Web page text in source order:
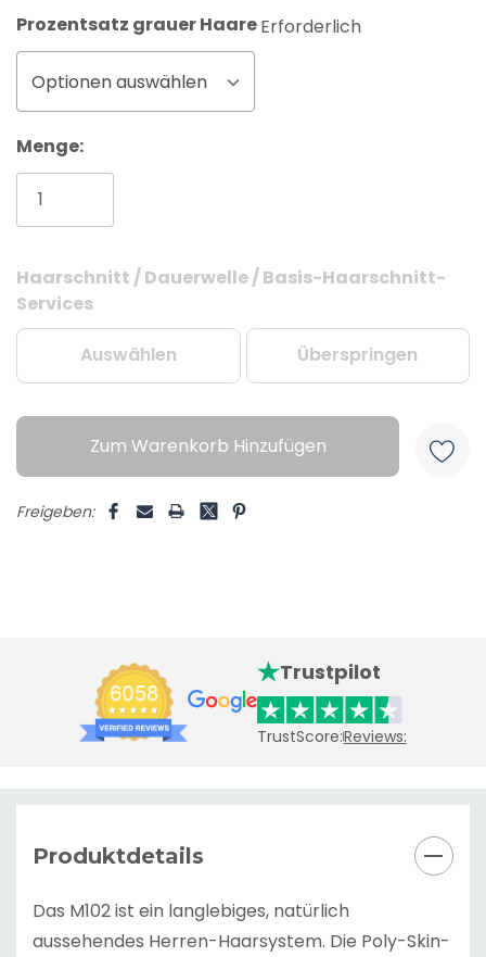
Prozentsatz grauer HaareErforderlich
Optionen auswählen
Menge:
Aktueller
Lagerbestand:
Haarschnitt / Dauerwelle / Basis-Haarschnitt-
Services
Auswählen Überspringen
Zum Warenkorb Hinzufügen
Freigeben:
Trustpilot
TrustScore:Reviews:
Produktdetails
Das M102 ist ein langlebiges, natürlich
aussehendes Herren-Haarsystem. Die Poly-Skin-